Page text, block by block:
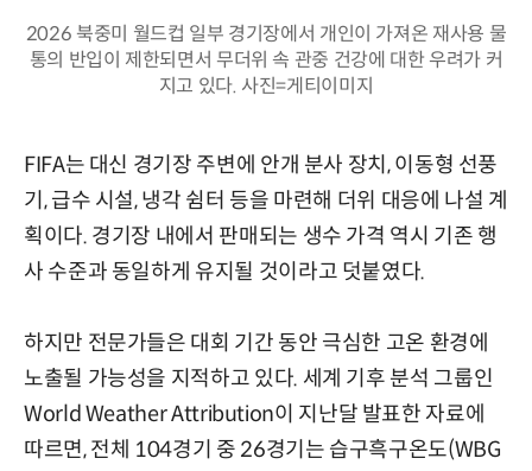
2026 북중미 월드컵 일부 경기장에서 개인이 가져온 재사용 물
통의 반입이 제한되면서 무더위 속 관중 건강에 대한 우려가 커
지고 있다. 사진=게티이미지
FIFA는 대신 경기장 주변에 안개 분사 장치, 이동형 선풍
기, 급수 시설, 냉각 쉼터 등을 마련해 더위 대응에 나설 계
획이다. 경기장 내에서 판매되는 생수 가격 역시 기존 행
사 수준과 동일하게 유지될 것이라고 덧붙였다.
하지만 전문가들은 대회 기간 동안 극심한 고온 환경에
노출될 가능성을 지적하고 있다. 세계 기후 분석 그룹인
World Weather Attribution이 지난달 발표한 자료에
따르면, 전체 104경기 중 26경기는 습구흑구온도(WBG